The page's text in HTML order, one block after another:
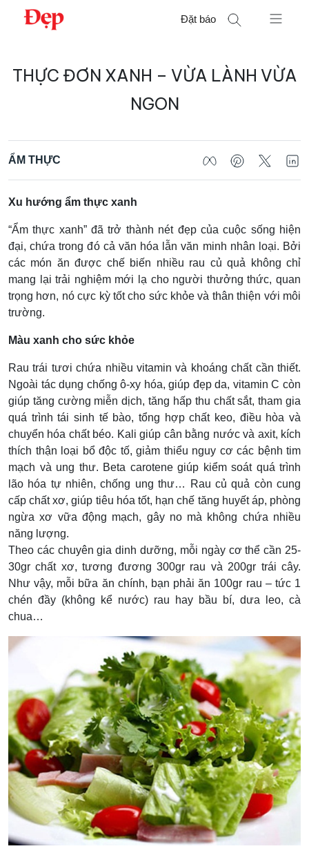
Chuyển
Đặt báo
kiếm
THỰC ĐƠN XANH – VỪA LÀNH VỪA
NGON
ẨM THỰC
Xu hướng ẩm thực xanh
“Ẩm thực xanh” đã trở thành nét đẹp của cuộc sống hiện
đại, chứa trong đó cả văn hóa lẫn văn minh nhân loại. Bởi
các món ăn được chế biến nhiều rau củ quả không chỉ
mang lại trải nghiệm mới lạ cho người thưởng thức, quan
trọng hơn, nó cực kỳ tốt cho sức khỏe và thân thiện với môi
trường.
Màu xanh cho sức khỏe
Rau trái tươi chứa nhiều vitamin và khoáng chất cần thiết.
Ngoài tác dụng chống ô-xy hóa, giúp đẹp da, vitamin C còn
giúp tăng cường miễn dịch, tăng hấp thu chất sắt, tham gia
quá trình tái sinh tế bào, tổng hợp chất keo, điều hòa và
chuyển hóa chất béo. Kali giúp cân bằng nước và axit, kích
thích thận loại bổ độc tố, giảm thiểu nguy cơ các bệnh tim
mạch và ung thư. Beta carotene giúp kiểm soát quá trình
lão hóa tự nhiên, chống ung thư… Rau củ quả còn cung
cấp chất xơ, giúp tiêu hóa tốt, hạn chế tăng huyết áp, phòng
ngừa xơ vữa động mạch, gây no mà không chứa nhiều
năng lượng.
Theo các chuyên gia dinh dưỡng, mỗi ngày cơ thể cần 25-
30gr chất xơ, tương đương 300gr rau và 200gr trái cây.
Như vậy, mỗi bữa ăn chính, bạn phải ăn 100gr rau – tức 1
chén đầy (không kể nước) rau hay bầu bí, dưa leo, cà
chua…